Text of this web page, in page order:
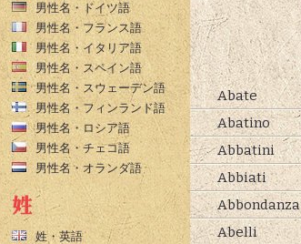
Abate
Abatino
Abbatini
Abbiati
Abbondanza
Abelli
男性名・ドイツ語
男性名・フランス語
男性名・イタリア語
男性名・スペイン語
男性名・スウェーデン語
男性名・フィンランド語
男性名・ロシア語
男性名・チェコ語
男性名・オランダ語
姓・英語